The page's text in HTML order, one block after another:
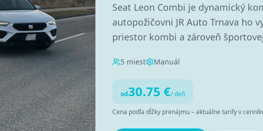
Seat Leon Combi je dynamický
autopožičovni JR Auto Trnava ho
priestor kombi a zároveň
5 miest Manuál
od30.75 €/ deň
Cena podľa dĺžky prenájmu – aktuálne tarify v